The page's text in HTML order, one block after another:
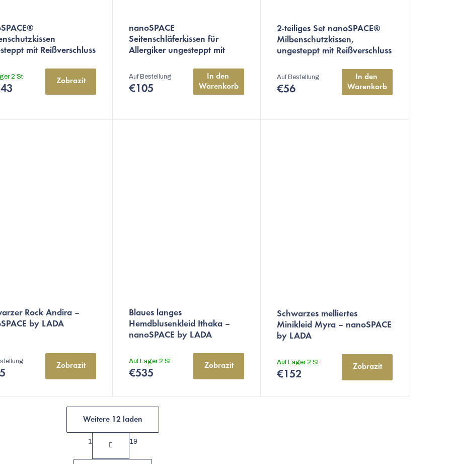
mit Reißverschluss
2 St
Zobrazit
nanoSPACE
Seitenschläferkissen für
Allergiker ungesteppt mit
Auf Bestellung
€105
In den
Warenkorb
2-teiliges Set nanoSPACE®
Milbenschutzkissen,
ungesteppt mit Reißverschluss
Auf Bestellung
€56
In den
Warenkorb
Rock Andira –
by LADA
Zobrazit
Blaues langes
Hemdblusenkleid Ithaka –
nanoSPACE by LADA
Auf Lager2 St
€535
Zobrazit
Schwarzes melliertes
Minikleid Myra – nanoSPACE
by LADA
Auf Lager2 St
€152
Zobrazit
Weitere 12 laden
1 19